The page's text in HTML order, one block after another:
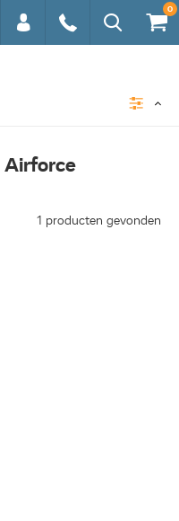
0
1 producten gevonden